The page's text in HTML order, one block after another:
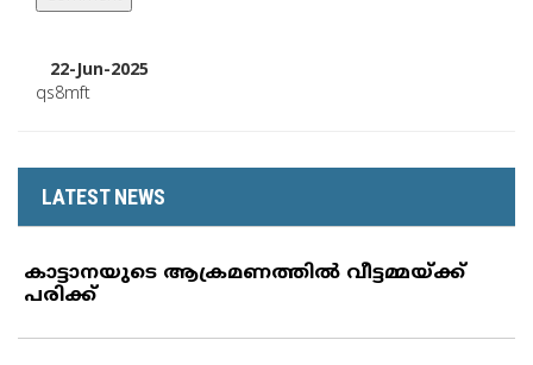
22-Jun-2025
qs8mft
LATEST NEWS
കാട്ടാനയുടെ ആക്രമണത്തില്‍ വീട്ടമ്മയ്ക്ക്
പരിക്ക്